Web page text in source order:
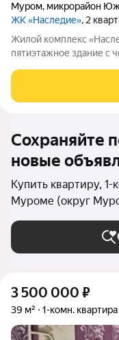
Муром, микрорайон
ЖК «Наследие», 2
Жилой комплекс
пятиэтажное здание с
назначения. Комплекс
микрорайоне. На
Сохраняйте
новые
Купить квартиру,
Муроме (округ
3 500 000 ₽
39 м² 1-комн. квартира